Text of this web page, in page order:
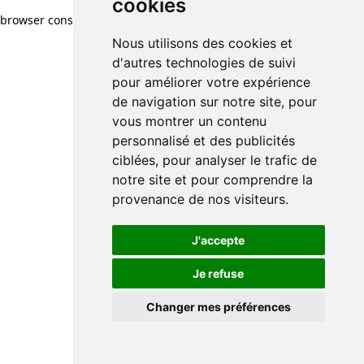
cookies
Nous utilisons des cookies et
d'autres technologies de suivi
pour améliorer votre expérience
de navigation sur notre site, pour
vous montrer un contenu
personnalisé et des publicités
ciblées, pour analyser le trafic de
notre site et pour comprendre la
provenance de nos visiteurs.
J'accepte
Je refuse
Changer mes préférences
browser console for more information)